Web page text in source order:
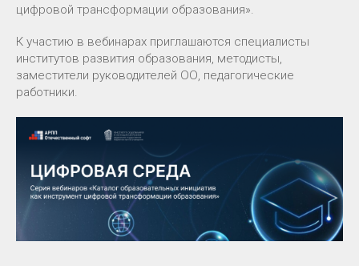
цифровой трансформации образования».
К участию в вебинарах приглашаются специалисты
институтов развития образования, методисты,
заместители руководителей ОО, педагогические
работники.